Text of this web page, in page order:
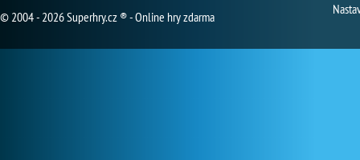
© 2004 - 2026 Superhry.cz ® - Online hry zdarma